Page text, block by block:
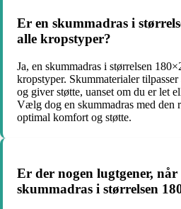
Er en skummadras i
alle kropstyper?
Ja, en skummadras i størrelsen
kropstyper. Skummaterialer
og giver støtte, uanset om du er let
Vælg dog en skummadras med den
optimal komfort og støtte.
Er der nogen lugtgener,
skummadras i størrelsen